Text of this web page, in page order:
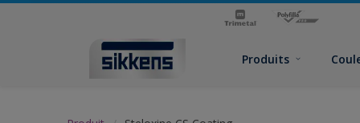
Produits